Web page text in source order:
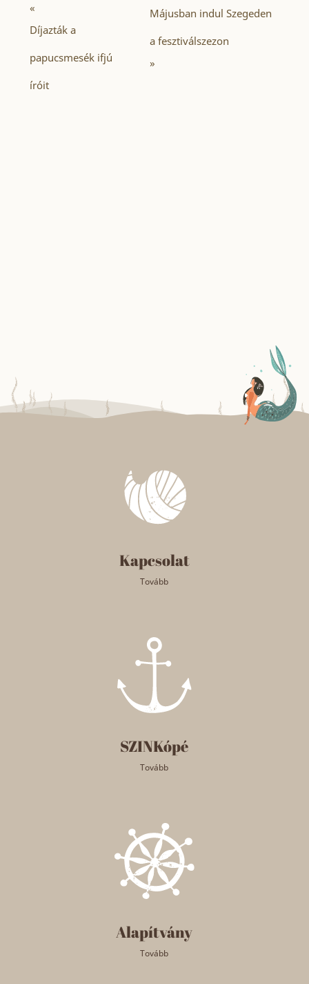
«
Díjazták a
papucsmesék ifjú
íróit
Májusban indul Szegeden
a fesztiválszezon
»
Kapcsolat
Tovább
SZINKópé
Tovább
Alapítvány
Tovább